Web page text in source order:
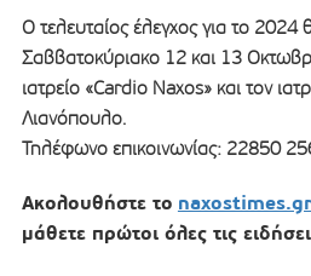
Ο τελευταίος έλεγχος για το 2024
Σαββατοκύριακο 12 και 13
ιατρείο «Cardio Naxos» και τον
Λιανόπουλο.
Τηλέφωνο επικοινωνίας: 22850
Ακολουθήστε το
μάθετε πρώτοι όλες τις